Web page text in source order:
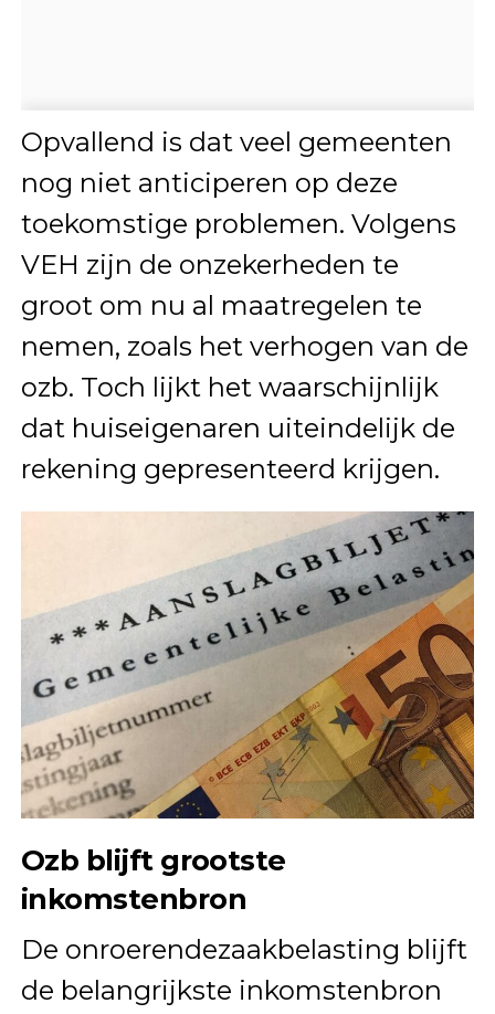
Opvallend is dat veel gemeenten
nog niet anticiperen op deze
toekomstige problemen. Volgens
VEH zijn de onzekerheden te
groot om nu al maatregelen te
nemen, zoals het verhogen van de
ozb. Toch lijkt het waarschijnlijk
dat huiseigenaren uiteindelijk de
rekening gepresenteerd krijgen.
Ozb blijft grootste
inkomstenbron
De onroerendezaakbelasting blijft
de belangrijkste inkomstenbron